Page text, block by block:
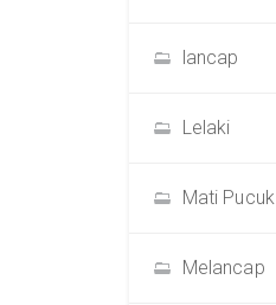
lancap
Lelaki
Mati Pucuk
Melancap